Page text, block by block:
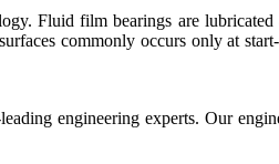
Fluid film bearings are
commonly occurs only at
engineering experts. Our